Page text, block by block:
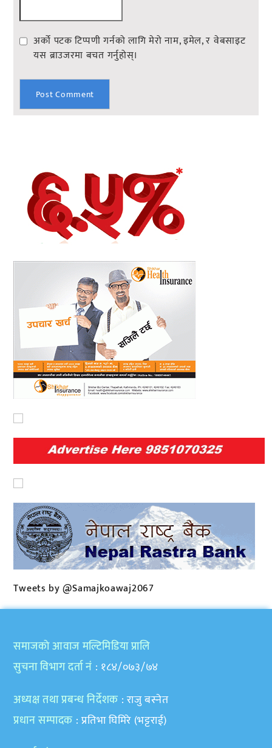
अर्को पटक टिप्पणी गर्नको लागि मेरो नाम, इमेल, र वेबसाइट
यस ब्राउजरमा बचत गर्नुहोस्।
Tweets by @Samajkoawaj2067
समाजकाे आवाज मल्टिमिडिया प्रालि
सुचना विभाग दर्ता नं : १८४/०७३/७४
अध्यक्ष तथा प्रबन्ध निर्देशक : राजु बस्नेत
प्रधान सम्पादक : प्रतिभा घिमिरे (भट्टराई)